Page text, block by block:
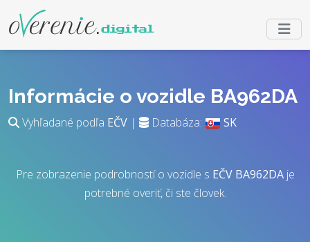
Informácie o vozidle BA962DA
Vyhľadané podľa EČV | Databáza: SK
Pre zobrazenie podrobností o vozidle s EČV BA962DAje
potrebné overiť, či ste človek.